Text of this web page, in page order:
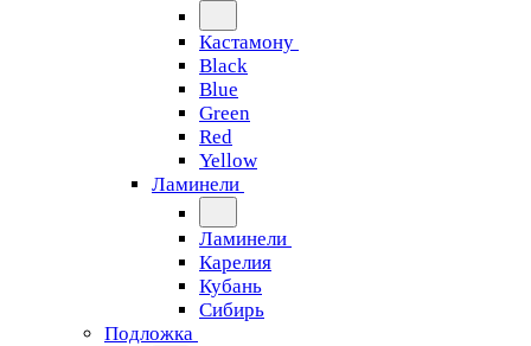
Кастамону
Black
Blue
Green
Red
Yellow
Ламинели
Ламинели
Карелия
Кубань
Сибирь
Подложка